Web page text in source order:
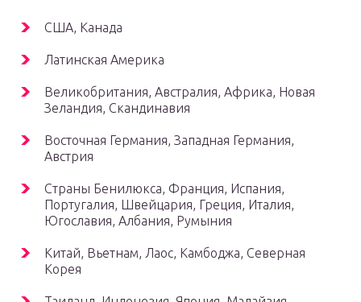
США, Канада
Латинская Америка
Великобритания, Австралия, Африка, Новая
Зеландия, Скандинавия
Восточная Германия, Западная Германия,
Австрия
Страны Бенилюкса, Франция, Испания,
Португалия, Швейцария, Греция, Италия,
Югославия, Албания, Румыния
Китай, Вьетнам, Лаос, Камбоджа, Северная
Корея